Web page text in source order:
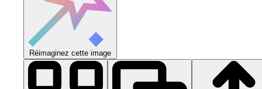
Réimaginez cette image